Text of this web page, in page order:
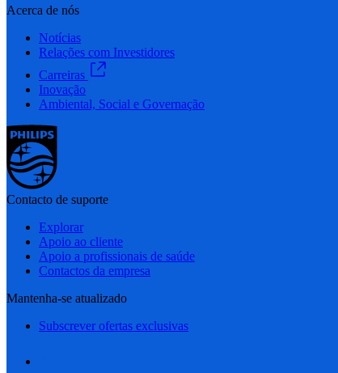
Acerca de nós
Notícias
Relações com Investidores
Carreiras
Inovação
Ambiental, Social e Governação
Contacto de suporte
Explorar
Apoio ao cliente
Apoio a profissionais de saúde
Contactos da empresa
Mantenha-se atualizado
Subscrever ofertas exclusivas